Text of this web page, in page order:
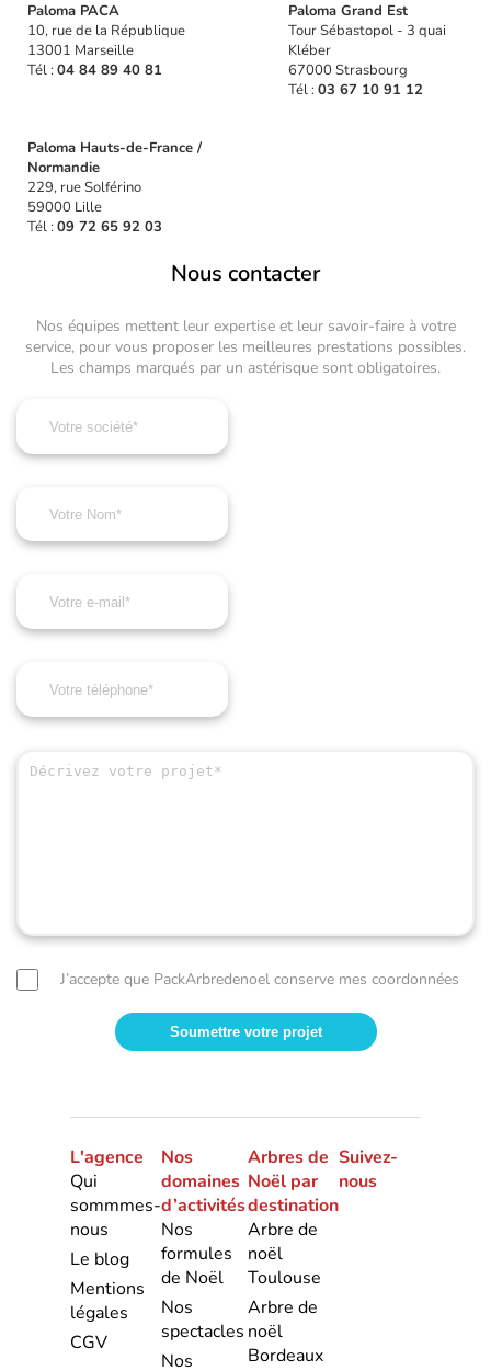
Paloma PACA
10, rue de la République
13001 Marseille
Tél : 04 84 89 40 81
Paloma Grand Est
Tour Sébastopol - 3 quai
Kléber
67000 Strasbourg
Tél : 03 67 10 91 12
Paloma Hauts-de-France /
Normandie
229, rue Solférino
59000 Lille
Tél : 09 72 65 92 03
Nous contacter
Nos équipes mettent leur expertise et leur savoir-faire à votre
service, pour vous proposer les meilleures prestations possibles.
Les champs marqués par un astérisque sont obligatoires.
J’accepte que PackArbredenoel conserve mes coordonnées
L'agence
Qui
sommmes-
nous
Le blog
Mentions
légales
CGV
Nos
domaines
d’activités
Nos
formules
de Noël
Nos
spectacles
Nos
Arbres de
Noël par
destination
Arbre de
noël
Toulouse
Arbre de
noël
Bordeaux
Suivez-
nous